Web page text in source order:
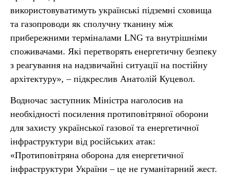
використовуватимуть українські підземні сховища
та газопроводи як сполучну тканину між
прибережними терміналами LNG та внутрішніми
споживачами. Які перетворять енергетичну безпеку
з реагування на надзвичайні ситуації на постійну
архітектуру», – підкреслив Анатолій Куцевол.
Водночас заступник Міністра наголосив на
необхідності посилення протиповітряної оборони
для захисту української газової та енергетичної
інфраструктури від російських атак:
«Протиповітряна оборона для енергетичної
інфраструктури України – це не гуманітарний жест.